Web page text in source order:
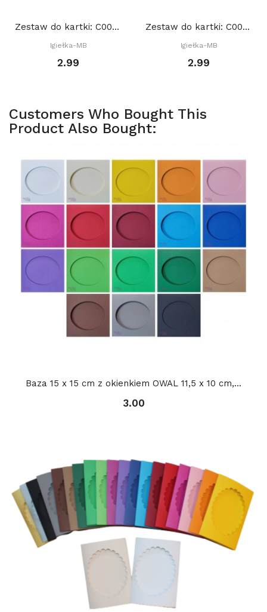
Zestaw do kartki: C004 S10d, Baza 15x15 cm:...
Igiełka-MB
2.99
Zestaw do kartki: C002 S10b, Baza 15x15 cm:...
Igiełka-MB
2.99
Customers Who Bought This
Product Also Bought:
Baza 15 x 15 cm z okienkiem OWAL 11,5 x 10 cm,...
3.00